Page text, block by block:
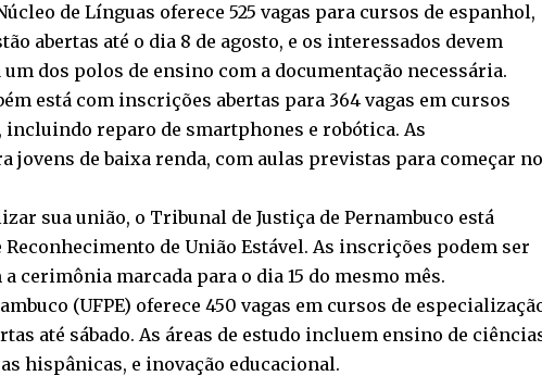
de Línguas oferece 525 vagas para cursos de espanhol,
abertas até o dia 8 de agosto, e os interessados devem
dos polos de ensino com a documentação necessária.
está com inscrições abertas para 364 vagas em cursos
reparo de smartphones e robótica. As
jovens de baixa renda, com aulas previstas para começar no
sua união, o Tribunal de Justiça de Pernambuco está
de União Estável. As inscrições podem ser
cerimônia marcada para o dia 15 do mesmo mês.
(UFPE) oferece 450 vagas em cursos de
até sábado. As áreas de estudo incluem ensino de
hispânicas, e inovação educacional.